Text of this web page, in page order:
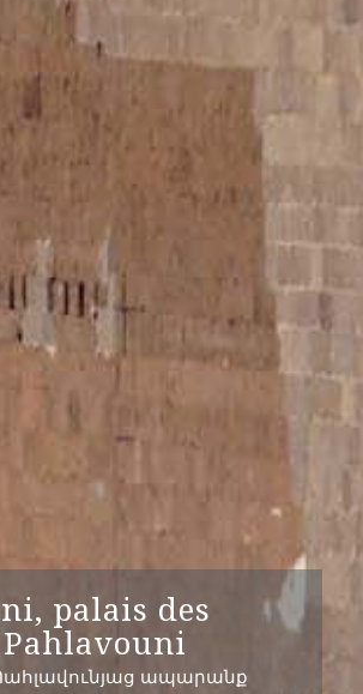
palais des
Pahlavouni
ապարանք